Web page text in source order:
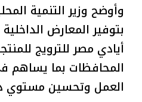
وأوضح وزير التنمية
بتوفير المعارض
أيادي مصر للترويج
المحافظات بما يساهم
العمل وتحسين مستوي